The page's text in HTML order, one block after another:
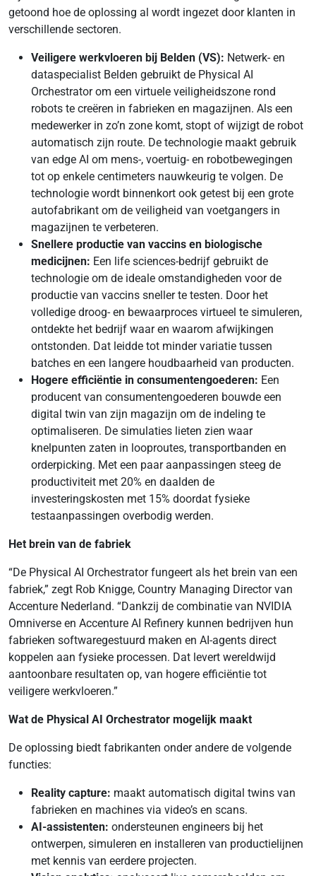
getoond hoe de oplossing al wordt ingezet door klanten in
verschillende sectoren.
Veiligere werkvloeren bij Belden (VS): Netwerk- en
dataspecialist Belden gebruikt de Physical AI
Orchestrator om een virtuele veiligheidszone rond
robots te creëren in fabrieken en magazijnen. Als een
medewerker in zo’n zone komt, stopt of wijzigt de robot
automatisch zijn route. De technologie maakt gebruik
van edge AI om mens-, voertuig- en robotbewegingen
tot op enkele centimeters nauwkeurig te volgen. De
technologie wordt binnenkort ook getest bij een grote
autofabrikant om de veiligheid van voetgangers in
magazijnen te verbeteren.
Snellere productie van vaccins en biologische
medicijnen: Een life sciences-bedrijf gebruikt de
technologie om de ideale omstandigheden voor de
productie van vaccins sneller te testen. Door het
volledige droog- en bewaarproces virtueel te simuleren,
ontdekte het bedrijf waar en waarom afwijkingen
ontstonden. Dat leidde tot minder variatie tussen
batches en een langere houdbaarheid van producten.
Hogere efficiëntie in consumentengoederen: Een
producent van consumentengoederen bouwde een
digital twin van zijn magazijn om de indeling te
optimaliseren. De simulaties lieten zien waar
knelpunten zaten in looproutes, transportbanden en
orderpicking. Met een paar aanpassingen steeg de
productiviteit met 20% en daalden de
investeringskosten met 15% doordat fysieke
testaanpassingen overbodig werden.
Het brein van de fabriek
“De Physical AI Orchestrator fungeert als het brein van een
fabriek,” zegt Rob Knigge, Country Managing Director van
Accenture Nederland. “Dankzij de combinatie van NVIDIA
Omniverse en Accenture AI Refinery kunnen bedrijven hun
fabrieken softwaregestuurd maken en AI-agents direct
koppelen aan fysieke processen. Dat levert wereldwijd
aantoonbare resultaten op, van hogere efficiëntie tot
veiligere werkvloeren.”
Wat de Physical AI Orchestrator mogelijk maakt
De oplossing biedt fabrikanten onder andere de volgende
functies:
Reality capture: maakt automatisch digital twins van
fabrieken en machines via video’s en scans.
AI-assistenten: ondersteunen engineers bij het
ontwerpen, simuleren en installeren van productielijnen
met kennis van eerdere projecten.